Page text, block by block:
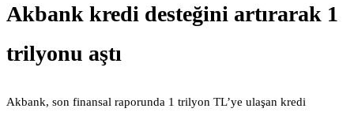
Akbank kredi desteğini artırarak 1
trilyonu aştı
Akbank, son finansal raporunda 1 trilyon TL’ye ulaşan kredi